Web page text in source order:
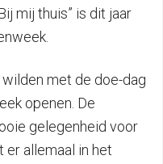
mij thuis” is dit jaar
wilden met de doe-dag
openen. De
gelegenheid voor
er allemaal in het